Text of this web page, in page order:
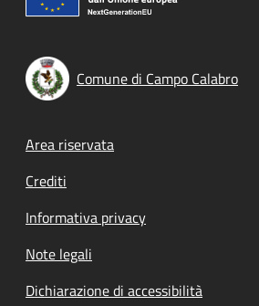
Comune di Campo Calabro
Footer menu
Area riservata
Crediti
Informativa privacy
Note legali
Dichiarazione di accessibilità